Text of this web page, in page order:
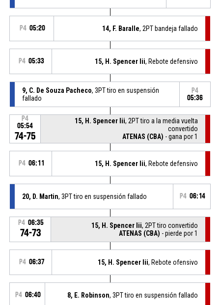
P4 05:20 14, F. Baralle, 2PT bandeja fallado
P4 05:33 15, H. Spencer Iii, Rebote defensivo
9, C. De Souza Pacheco, 3PT tiro en suspensión
fallado
P4
05:36
P4
05:54
74-75
15, H. Spencer Iii, 2PT tiro a la media vuelta
convertido
ATENAS (CBA) - gana por 1
P4 06:11 15, H. Spencer Iii, Rebote defensivo
20, D. Martin, 3PT tiro en suspensión fallado P4 06:14
P4 06:35
74-73
15, H. Spencer Iii, 2PT tiro convertido
ATENAS (CBA) - pierde por 1
P4 06:37 15, H. Spencer Iii, Rebote ofensivo
P4 06:40 8, E. Robinson, 3PT tiro en suspensión fallado